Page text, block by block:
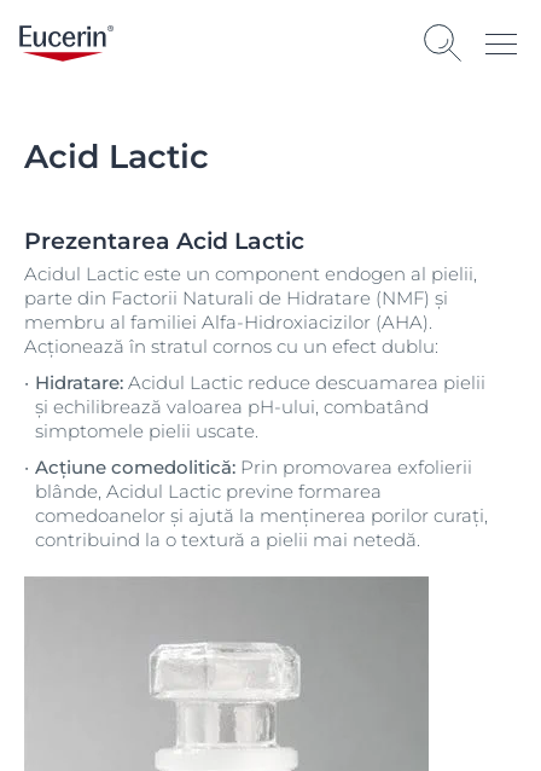
Acid Lactic
Prezentarea Acid Lactic
Acidul Lactic este un component endogen al pielii,
parte din Factorii Naturali de Hidratare (NMF) și
membru al familiei Alfa-Hidroxiacizilor (AHA).
Acționează în stratul cornos cu un efect dublu:
Hidratare: Acidul Lactic reduce descuamarea pielii
și echilibrează valoarea pH-ului, combatând
simptomele pielii uscate.
Acțiune comedolitică: Prin promovarea exfolierii
blânde, Acidul Lactic previne formarea
comedoanelor și ajută la menținerea porilor curați,
contribuind la o textură a pielii mai netedă.